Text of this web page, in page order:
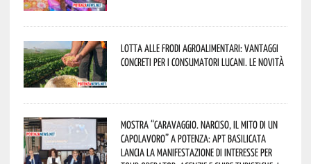
Lotta alle frodi agroalimentari: vantaggi
concreti per i consumatori lucani. Le novità
Mostra “Caravaggio. Narciso, il mito di un
capolavoro” a Potenza: APT Basilicata
lancia la manifestazione di interesse per